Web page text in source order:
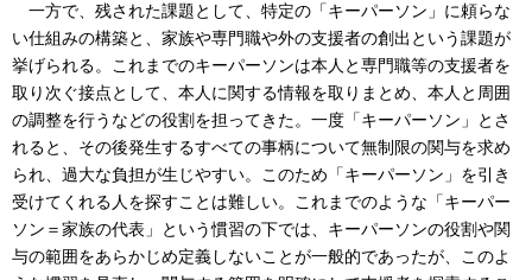
一方で、残された課題として、特定の「キーパーソン」に頼らな
い仕組みの構築と、家族や専門職や外の支援者の創出という課題が
挙げられる。これまでのキーパーソンは本人と専門職等の支援者を
取り次ぐ接点として、本人に関する情報を取りまとめ、本人と周囲
の調整を行うなどの役割を担ってきた。一度「キーパーソン」とさ
れると、その後発生するすべての事柄について無制限の関与を求め
られ、過大な負担が生じやすい。このため「キーパーソン」を引き
受けてくれる人を探すことは難しい。これまでのような「キーパー
ソン＝家族の代表」という慣習の下では、キーパーソンの役割や関
与の範囲をあらかじめ定義しないことが一般的であったが、このよ